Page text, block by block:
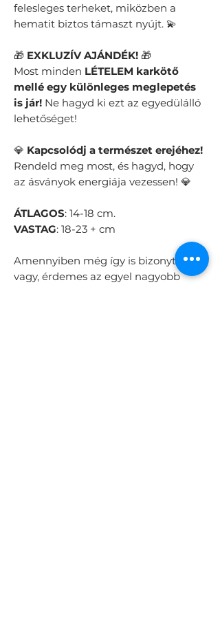
felesleges terheket, miközben a
hematit biztos támaszt nyújt. 💫
🎁 EXKLUZÍV AJÁNDÉK! 🎁
Most minden LÉTELEM karkötő
mellé egy különleges meglepetés
is jár! Ne hagyd ki ezt az egyedülálló
lehetőséget!
💎 Kapcsolódj a természet erejéhez!
Rendeld meg most, és hagyd, hogy
az ásványok energiája vezessen! 💎
ÁTLAGOS: 14-18 cm.
VASTAG: 18-23 + cm
Amennyiben még így is bizonytalan
vagy, érdemes az egyel nagyobb